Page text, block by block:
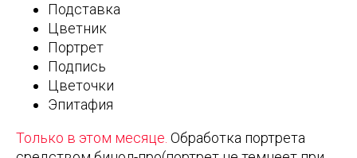
Подставка
Цветник
Портрет
Подпись
Цветочки
Эпитафия
Только в этом месяце. Обработка портрета